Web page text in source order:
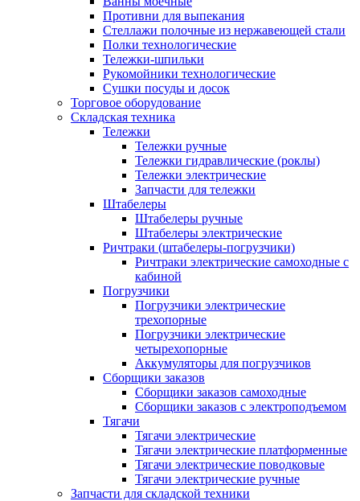
Противни для выпекания
Стеллажи полочные из нержавеющей стали
Полки технологические
Тележки-шпильки
Рукомойники технологические
Сушки посуды и досок
Торговое оборудование
Складская техника
Тележки
Тележки ручные
Тележки гидравлические (роклы)
Тележки электрические
Запчасти для тележки
Штабелеры
Штабелеры ручные
Штабелеры электрические
Ричтраки (штабелеры-погрузчики)
Ричтраки электрические самоходные с
кабиной
Погрузчики
Погрузчики электрические
трехопорные
Погрузчики электрические
четырехопорные
Аккумуляторы для погрузчиков
Сборщики заказов
Сборщики заказов самоходные
Сборщики заказов с электроподъемом
Тягачи
Тягачи электрические
Тягачи электрические платформенные
Тягачи электрические поводковые
Тягачи электрические ручные
Запчасти для складской техники